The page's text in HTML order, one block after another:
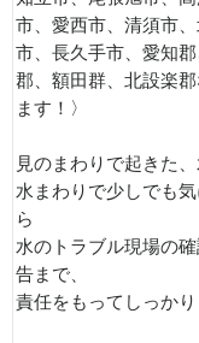
市、愛西市、清須市
市、長久手市、愛知
郡、額田群、北設楽
ます！〉
見のまわりで起きた
水まわりで少しでも
ら
水のトラブル現場の
告まで、
責任をもってしっかり